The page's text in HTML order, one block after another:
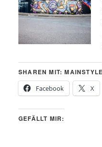
SHAREN MIT: MAINSTYLE
Facebook
X
GEFÄLLT MIR: